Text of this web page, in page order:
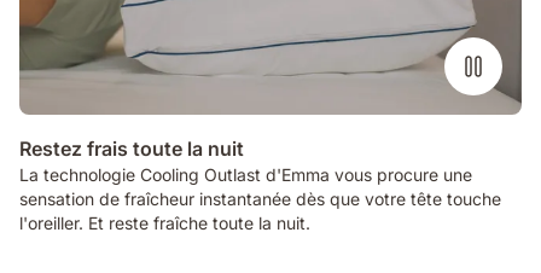
Restez frais toute la nuit
La technologie Cooling Outlast d'Emma vous procure une
sensation de fraîcheur instantanée dès que votre tête touche
l'oreiller. Et reste fraîche toute la nuit.